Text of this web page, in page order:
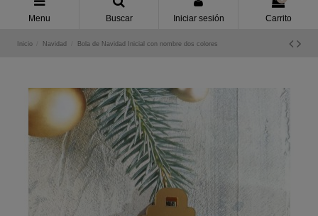
Menu Buscar Iniciar sesión Carrito
Inicio Navidad Bola de Navidad Inicial con nombre dos colores